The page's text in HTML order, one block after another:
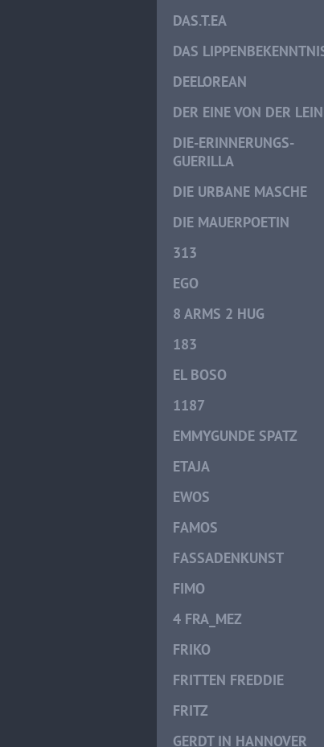
DAS.T.EA
DAS
DEELOREAN
DER EINE VON DER
DIE-ERINNERUNGS-
GUERILLA
DIE URBANE MASCHE
DIE MAUERPOETIN
313
EGO
8 ARMS 2 HUG
183
EL BOSO
1187
EMMYGUNDE SPATZ
ETAJA
EWOS
FAMOS
FASSADENKUNST
FIMO
4 FRA_MEZ
FRIKO
FRITTEN FREDDIE
FRITZ
GERDT IN HANNOVER